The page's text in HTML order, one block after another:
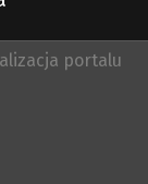
portalu